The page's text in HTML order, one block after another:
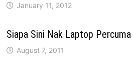
January 11, 2012
Siapa Sini Nak Laptop
August 7, 2011